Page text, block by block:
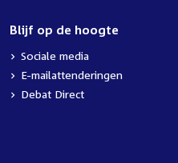
Blijf op de hoogte
Sociale media
E-mailattenderingen
Debat Direct